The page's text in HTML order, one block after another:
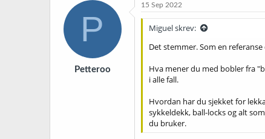
P
Petteroo
15 Sep 2022
Miguel skrev:
Det stemmer. Som en
Hva mener du med bobler fra
i alle fall.
Hvordan har du sjekket for
sykkeldekk, ball-locks og alt
du bruker.